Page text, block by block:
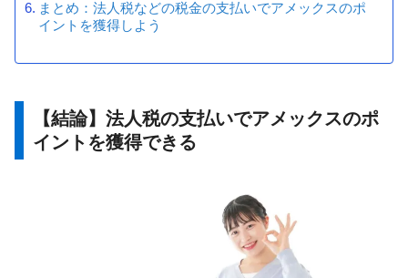
まとめ：法人税などの税金の支払いでアメックスのポ
イントを獲得しよう
【結論】法人税の支払いでアメックスのポ
イントを獲得できる